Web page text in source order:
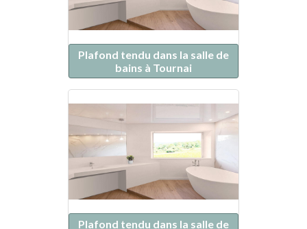
Plafond tendu dans la salle de
bains à Tournai
Plafond tendu dans la salle de